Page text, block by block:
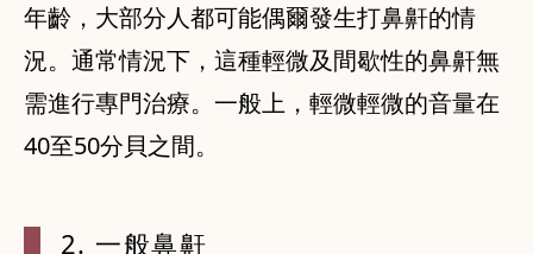
年齡，大部分人都可能偶爾發生打鼻鼾的情
況。通常情況下，這種輕微及間歇性的鼻鼾無
需進行專門治療。一般上，輕微輕微的音量在
40至50分貝之間。
2. 一般鼻鼾